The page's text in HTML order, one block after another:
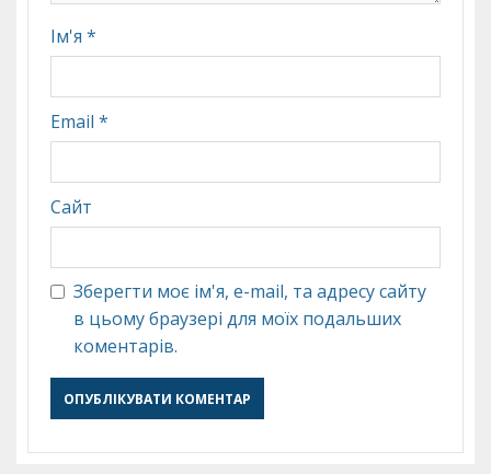
Ім'я *
Email *
Сайт
Зберегти моє ім'я, e-mail, та адресу сайту
в цьому браузері для моїх подальших
коментарів.